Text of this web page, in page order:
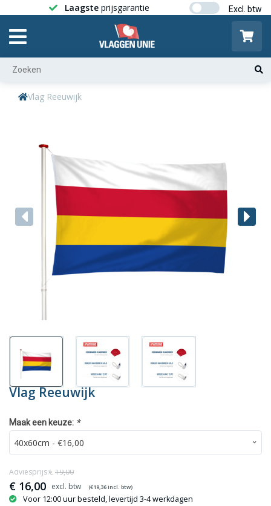
Laagste prijsgarantie Gratis
Vlag Reeuwijk
Vlag Reeuwijk
Maak een keuze: *
€ 16,00 (€19,36incl. btw)
Adviesprijs:€ 19,00
Voor 12:00 uur besteld, levertijd 3-4 werkdagen